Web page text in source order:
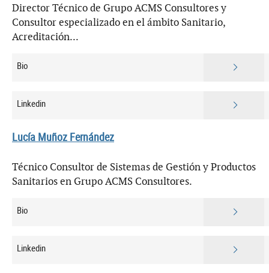
Director Técnico de Grupo ACMS Consultores y
Consultor especializado en el ámbito Sanitario,
Acreditación...
Bio
Linkedin
Lucía Muñoz Fernández
Técnico Consultor de Sistemas de Gestión y Productos
Sanitarios en Grupo ACMS Consultores.
Bio
Linkedin